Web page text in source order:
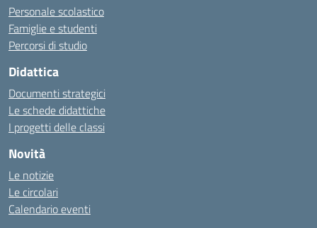
Personale scolastico
Famiglie e studenti
Percorsi di studio
Didattica
Documenti strategici
Le schede didattiche
I progetti delle classi
Novità
Le notizie
Le circolari
Calendario eventi